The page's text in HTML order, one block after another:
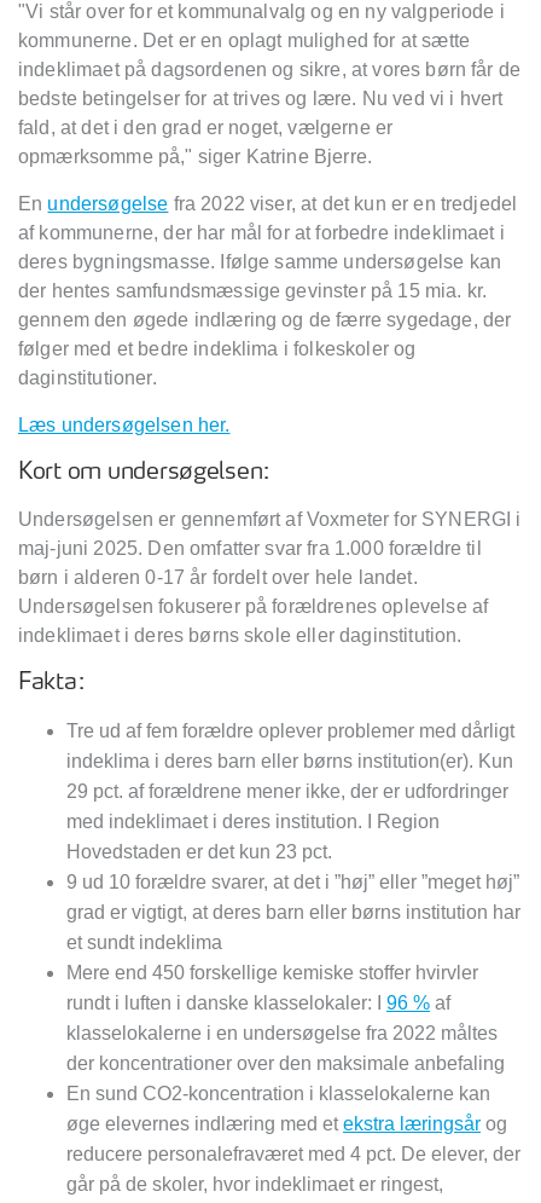
"Vi står over for et kommunalvalg og en ny valgperiode i
kommunerne. Det er en oplagt mulighed for at sætte
indeklimaet på dagsordenen og sikre, at vores børn får de
bedste betingelser for at trives og lære. Nu ved vi i hvert
fald, at det i den grad er noget, vælgerne er
opmærksomme på," siger Katrine Bjerre.
En undersøgelse fra 2022 viser, at det kun er en tredjedel
af kommunerne, der har mål for at forbedre indeklimaet i
deres bygningsmasse. Ifølge samme undersøgelse kan
der hentes samfundsmæssige gevinster på 15 mia. kr.
gennem den øgede indlæring og de færre sygedage, der
følger med et bedre indeklima i folkeskoler og
daginstitutioner.
Læs undersøgelsen her.
Kort om undersøgelsen:
Undersøgelsen er gennemført af Voxmeter for SYNERGI i
maj-juni 2025. Den omfatter svar fra 1.000 forældre til
børn i alderen 0-17 år fordelt over hele landet.
Undersøgelsen fokuserer på forældrenes oplevelse af
indeklimaet i deres børns skole eller daginstitution.
Fakta:
Tre ud af fem forældre oplever problemer med dårligt
indeklima i deres barn eller børns institution(er). Kun
29 pct. af forældrene mener ikke, der er udfordringer
med indeklimaet i deres institution. I Region
Hovedstaden er det kun 23 pct.
9 ud 10 forældre svarer, at det i ”høj” eller ”meget høj”
grad er vigtigt, at deres barn eller børns institution har
et sundt indeklima
Mere end 450 forskellige kemiske stoffer hvirvler
rundt i luften i danske klasselokaler: I 96 % af
klasselokalerne i en undersøgelse fra 2022 måltes
der koncentrationer over den maksimale anbefaling
En sund CO2-koncentration i klasselokalerne kan
øge elevernes indlæring med etekstra læringsår og
reducere personalefraværet med 4 pct. De elever, der
går på de skoler, hvor indeklimaet er ringest,